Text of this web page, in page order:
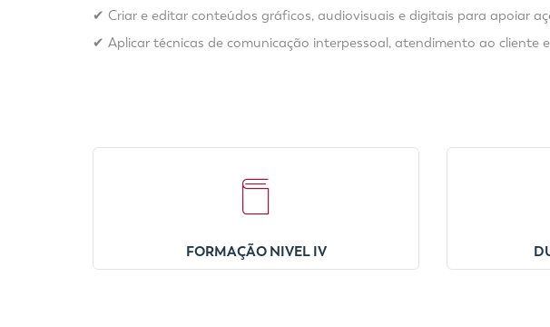
✔ Criar e editar conteúdos gráficos, audiovisuais e digitais para apoiar
✔ Aplicar técnicas de comunicação interpessoal, atendimento ao cliente
FORMAÇÃO NIVEL IV